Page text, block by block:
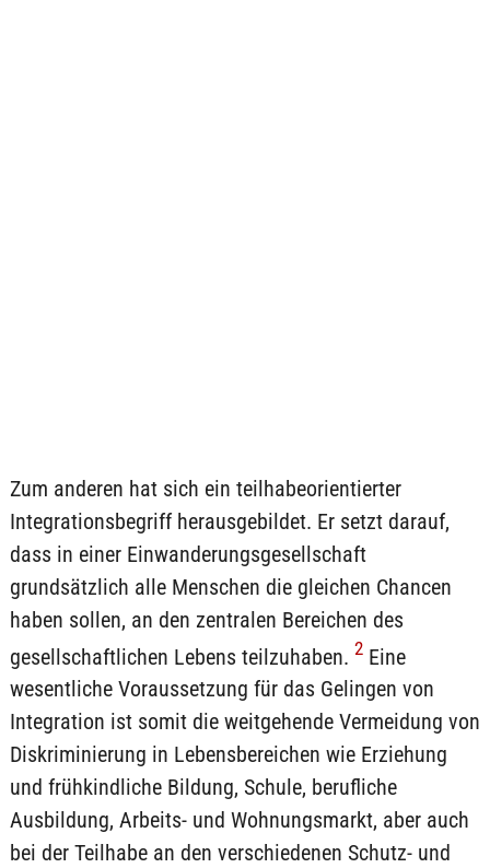
Zum anderen hat sich ein teilhabeorientierter
Integrationsbegriff herausgebildet. Er setzt darauf,
dass in einer Einwanderungsgesellschaft
grundsätzlich alle Menschen die gleichen Chancen
haben sollen, an den zentralen Bereichen des
gesellschaftlichen Lebens teilzuhaben. 2Eine
wesentliche Voraussetzung für das Gelingen von
Integration ist somit die weitgehende Vermeidung von
Diskriminierung in Lebensbereichen wie Erziehung
und frühkindliche Bildung, Schule, berufliche
Ausbildung, Arbeits- und Wohnungsmarkt, aber auch
bei der Teilhabe an den verschiedenen Schutz- und